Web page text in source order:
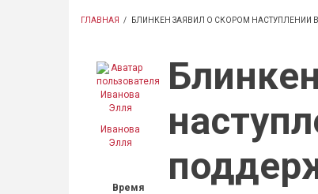
ГЛАВНАЯ / БЛИНКЕН ЗАЯВИЛ О СКОРОМ НАСТУПЛЕНИИ
Иванова
Элля
Время